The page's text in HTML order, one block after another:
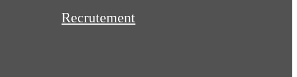
Recrutement